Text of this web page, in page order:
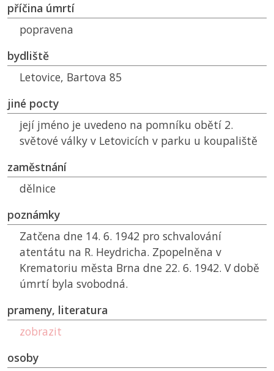
příčina úmrtí
popravena
bydliště
Letovice, Bartova 85
jiné pocty
její jméno je uvedeno na pomníku obětí 2.
světové války v Letovicích v parku u koupaliště
zaměstnání
dělnice
poznámky
Zatčena dne 14. 6. 1942 pro schvalování
atentátu na R. Heydricha. Zpopelněna v
Krematoriu města Brna dne 22. 6. 1942. V době
úmrtí byla svobodná.
prameny, literatura
zobrazit
osoby